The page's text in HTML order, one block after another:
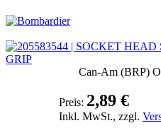
Can-Am (BRP)
Preis: 2,89 €
Inkl. MwSt., zzgl.